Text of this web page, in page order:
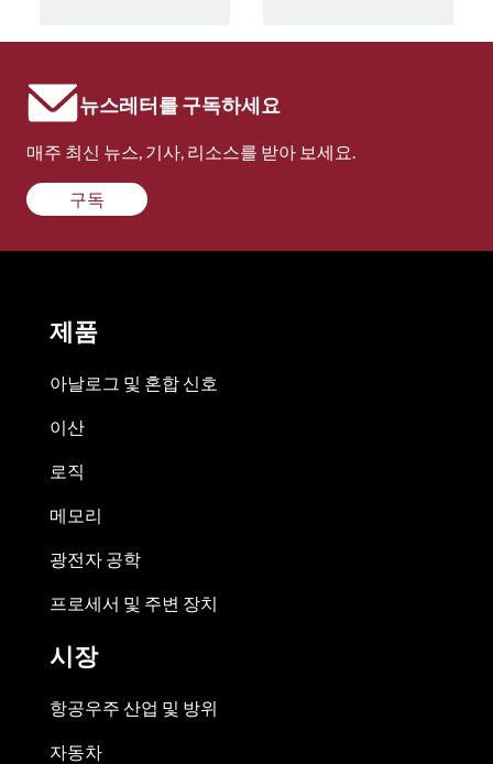
뉴스레터를 구독하세요
매주 최신 뉴스, 기사, 리소스를 받아 보세요.
구독
제품
아날로그 및 혼합 신호
이산
로직
메모리
광전자 공학
프로세서 및 주변 장치
시장
항공우주 산업 및 방위
자동차